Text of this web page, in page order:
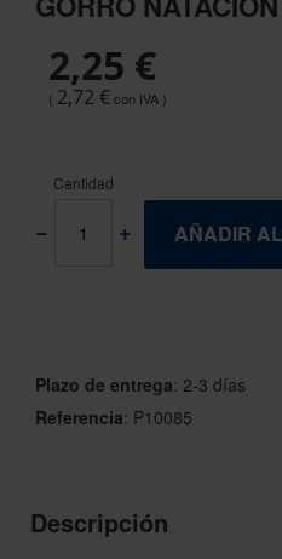
the
images
2,25 €
2,72 €
Cantidad
AÑADIR
Plazo de entrega: 2-3 días
Referencia: P10085
Descripción